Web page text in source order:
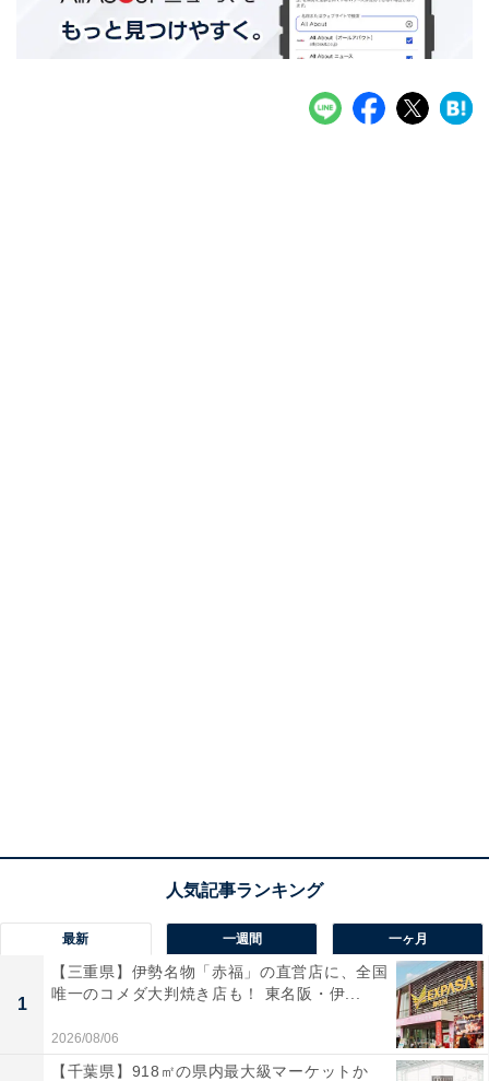
最新 一週間 一ヶ月
1
【三重県】伊勢名物「赤福」の直営店に、全国
唯一のコメダ大判焼き店も！ 東名阪・伊...
2026/08/06
【千葉県】918㎡の県内最大級マーケットか